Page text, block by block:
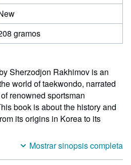
gramos
Sherzodjon Rakhimov is an
world of taekwondo, narrated
renowned sportsman
book is about the history and
its origins in Korea to its
Mostrar sinopsis completa